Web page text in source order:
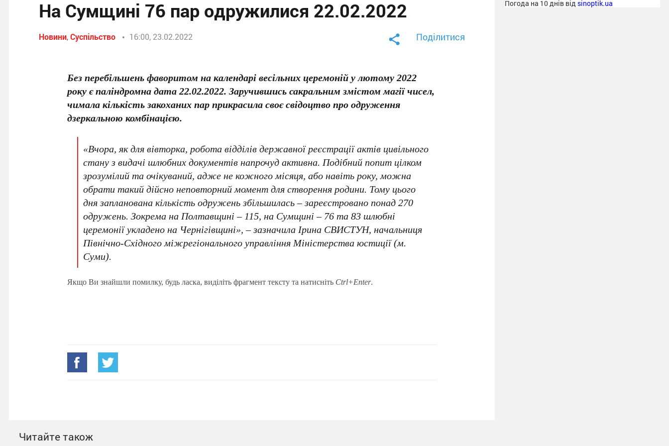
На Сумщині 76 пар одружилися 22.02.2022
Новини,Суспільство 16:00, 23.02.2022 Поділитися
Без перебільшень фаворитом на календарі весільних церемоній у лютому 2022
року є паліндромна дата 22.02.2022. Заручившись сакральним змістом магії чисел,
чимала кількість закоханих пар прикрасила своє свідоцтво про одруження
дзеркальною комбінацією.
«Вчора, як для вівторка, робота відділів державної реєстрації актів цивільного
стану з видачі шлюбних документів напрочуд активна. Подібний попит цілком
зрозумілий та очікуваний, адже не кожного місяця, або навіть року, можна
обрати такий дійсно неповторний момент для створення родини. Тому цього
дня запланована кількість одружень збільшилась – зареєстровано понад 270
одружень. Зокрема на Полтавщині – 115, на Сумщині – 76 та 83 шлюбні
церемонії укладено на Чернігівщині», – зазначила Ірина СВИСТУН, начальниця
Північно-Східного міжрегіонального управління Міністерства юстиції (м.
Суми).
Якщо Ви знайшли помилку, будь ласка, виділіть фрагмент тексту та натисніть Ctrl+Enter.
Читайте також
Погода на 10 днів від sinoptik.ua